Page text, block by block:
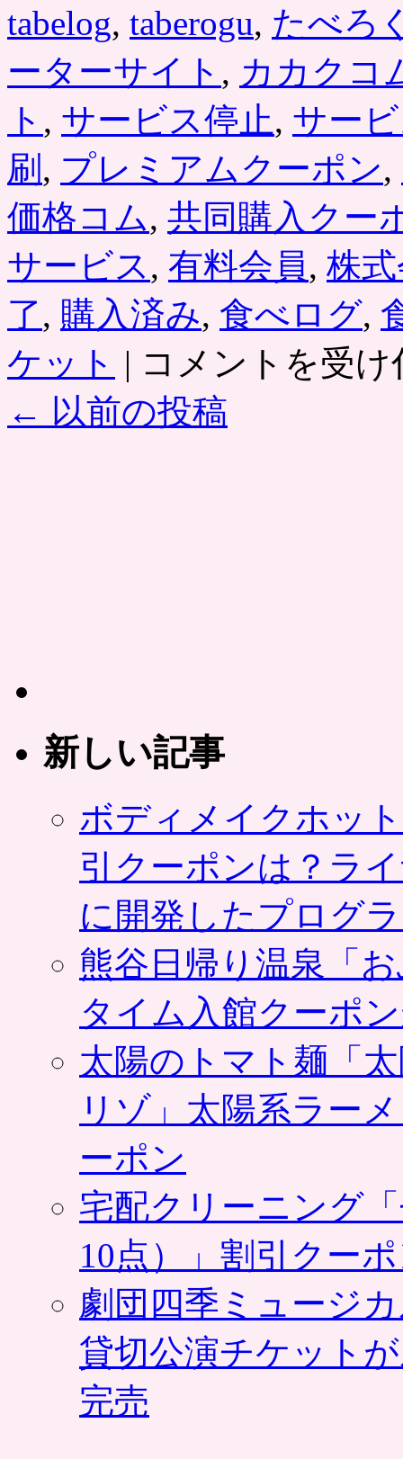
tabelog, taberogu, たべろ
ーターサイト , カカクコ
ト , サービス停止, サー
刷 , プレミアムクーポン,
価格コム, 共同購入クー
サービス, 有料会員, 株
了, 購入済み, 食べログ,
ケット |
グ
チ
販
売
了
／
株
社
カ
カ
ク
ム
は
コメントを受
← 以前の投稿
新しい記事
ボディメイクホッ
引クーポンは？ラ
に開発したプログ
熊谷日帰り温泉「
タイム入館クーポ
太陽のトマト麺「
リゾ」太陽系ラー
ーポン
宅配クリーニング
10点）」割引クー
劇団四季ミュージ
貸切公演チケット
完売